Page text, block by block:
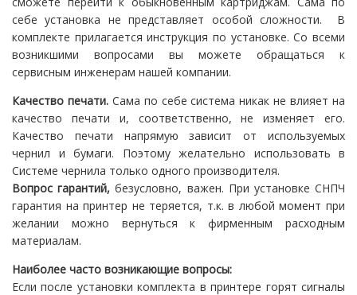
себе установка не представляет особой сложности. В
комплекте прилагается инструкция по установке. Со всеми
возникшими вопросами вы можете обращаться к
сервисным инженерам нашей компании.
Качество печати.Сама по себе система никак не влияет на
качество печати и, соответственно, не изменяет его.
Качество печати напрямую зависит от используемых
чернил и бумаги. Поэтому желательно использовать в
Системе чернила только одного производителя.
Вопрос гарантий, безусловно, важен. При установке СНПЧ
гарантия на принтер не теряется, т.к. в любой момент при
желании можно вернуться к фирменным расходным
материалам.
Наиболее часто возникающие вопросы:
Если после установки комплекта в принтере горят сигналы